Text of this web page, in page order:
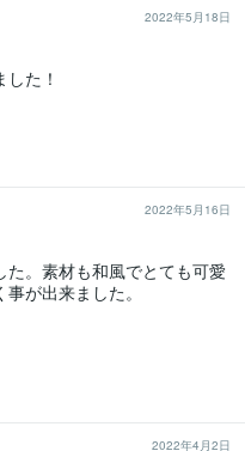
2022年5月18日
た！
2022年5月16日
。素材も和風でとても可愛
が出来ました。
2022年4月2日